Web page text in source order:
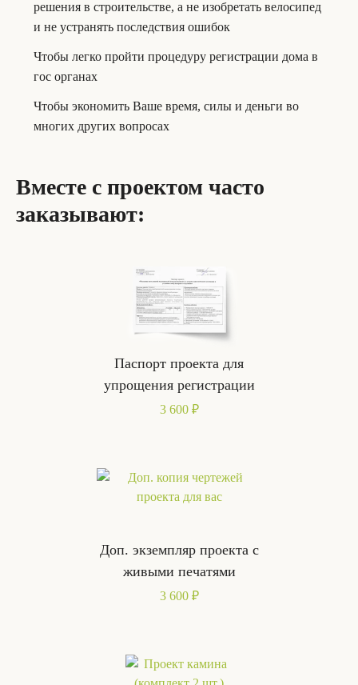
решения в строительстве, а не изобретать велосипед
и не устранять последствия ошибок
Чтобы легко пройти процедуру регистрации дома в
гос органах
Чтобы экономить Ваше время, силы и деньги во
многих других вопросах
Вместе с проектом часто
заказывают:
Паспорт проекта для
упрощения регистрации
3 600 ₽
Доп. экземпляр проекта с
живыми печатями
3 600 ₽